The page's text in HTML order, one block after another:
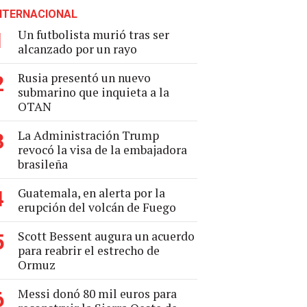
Un futbolista murió tras ser
alcanzado por un rayo
Rusia presentó un nuevo
submarino que inquieta a la
OTAN
La Administración Trump
revocó la visa de la embajadora
brasileña
Guatemala, en alerta por la
erupción del volcán de Fuego
Scott Bessent augura un acuerdo
para reabrir el estrecho de
Ormuz
Messi donó 80 mil euros para